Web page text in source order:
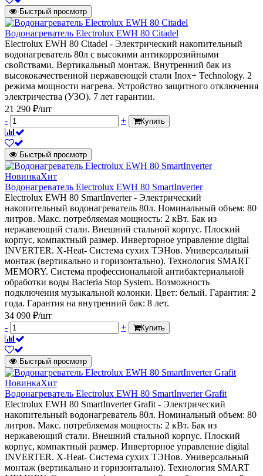
Быстрый просмотр
Водонагреватель Electrolux EWH 80 Citadel
Electrolux EWH 80 Citadel - Электрический накопительный
водонагреватель 80л с высокими антикоррозийными
свойствами. Вертикальный монтаж. Внутренний бак из
высококачественной нержавеющей стали Inox+ Technology. 2
режима мощности нагрева. Устройство защитного отключения
электричества (УЗО). 7 лет гарантии.
21 290 ₽/шт
-
+ Купить
Быстрый просмотр
НовинкаХит
Водонагреватель Electrolux EWH 80 SmartInverter
Electrolux EWH 80 SmartInverter - Электрический
накопительный водонагреватель 80л. Номинальный объем: 80
литров. Макс. потребляемая мощность: 2 кВт. Бак из
нержавеющий стали. Внешний стальной корпус. Плоский
корпус, компактный размер. Инверторное управление digital
INVERTER. X-Heat- Система сухих ТЭНов. Универсальный
монтаж (вертикально и горизонтально). Технология SMART
MEMORY. Система профессиональной антибактериальной
обработки воды Bacteria Stop System. Возможность
подключения музыкальной колонки. Цвет: белый. Гарантия: 2
года. Гарантия на внутренний бак: 8 лет.
34 090 ₽/шт
-
+ Купить
Быстрый просмотр
НовинкаХит
Водонагреватель Electrolux EWH 80 SmartInverter Grafit
Electrolux EWH 80 SmartInverter Grafit - Электрический
накопительный водонагреватель 80л. Номинальный объем: 80
литров. Макс. потребляемая мощность: 2 кВт. Бак из
нержавеющий стали. Внешний стальной корпус. Плоский
корпус, компактный размер. Инверторное управление digital
INVERTER. X-Heat- Система сухих ТЭНов. Универсальный
монтаж (вертикально и горизонтально). Технология SMART